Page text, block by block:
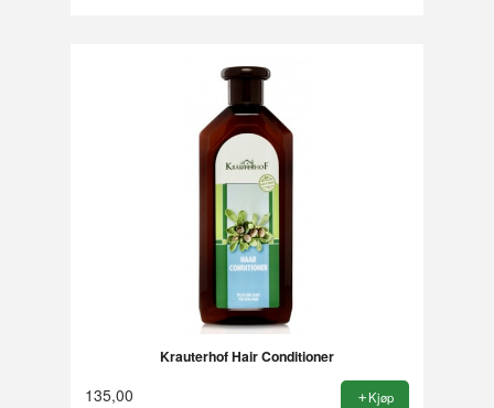
Krauterhof Hair Conditioner
135,00 Kjøp